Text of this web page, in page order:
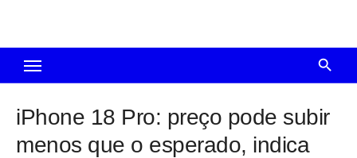
iPhone 18 Pro: preço pode subir
menos que o esperado, indica